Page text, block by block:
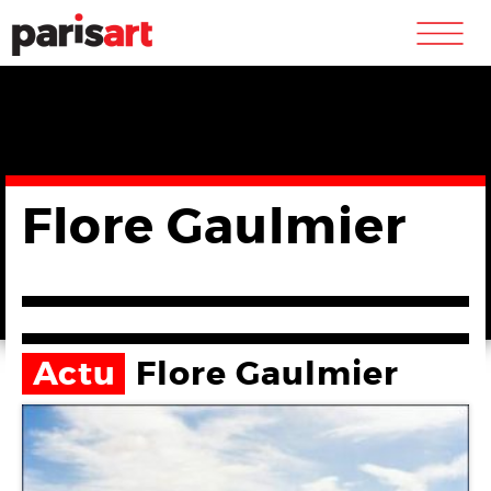
m
Flore Gaulmier
Actu Flore Gaulmier